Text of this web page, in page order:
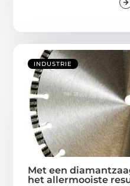
INDUSTRIE
Met een
het allermooiste